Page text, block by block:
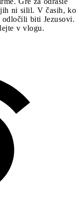
ni silil. V časih, ko
odločili biti Jezusovi.
v vlogu.